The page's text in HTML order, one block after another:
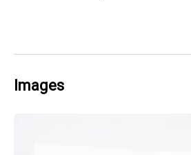
Images